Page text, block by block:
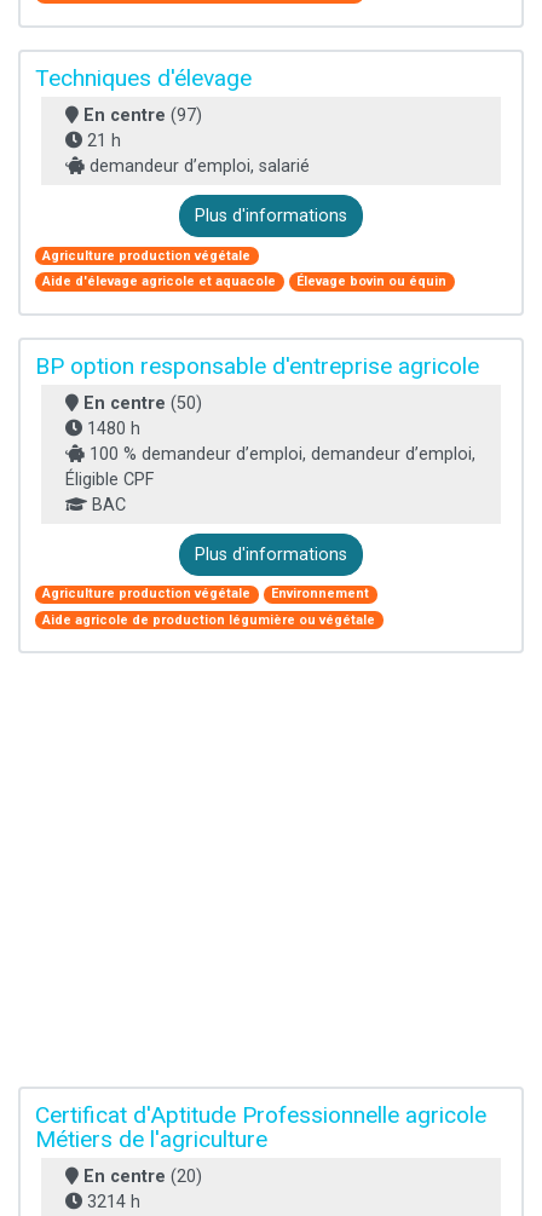
Techniques d'élevage
En centre (97)
21 h
demandeur d’emploi, salarié
Plus d'informations
Agriculture production végétale
Aide d'élevage agricole et aquacole
Élevage bovin ou équin
BP option responsable d'entreprise agricole
En centre (50)
1480 h
100 % demandeur d’emploi, demandeur d’emploi,
Éligible CPF
BAC
Plus d'informations
Agriculture production végétale
Environnement
Aide agricole de production légumière ou végétale
Certificat d'Aptitude Professionnelle agricole
Métiers de l'agriculture
En centre (20)
3214 h